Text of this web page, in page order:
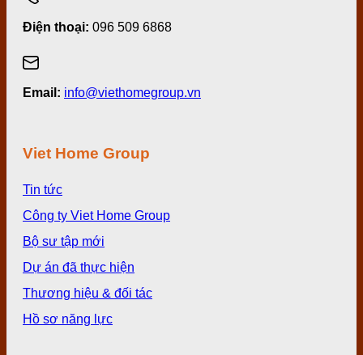
Điện thoại: 096 509 6868
Email: info@viethomegroup.vn
Viet Home Group
Tin tức
Công ty Viet Home Group
Bộ sư tập mới
Dự án đã thực hiện
Thương hiệu & đối tác
Hồ sơ năng lực